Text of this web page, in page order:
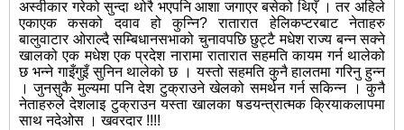
अस्वीकार गरेको सुन्दा थोरै भएपनि आशा जगाएर बसेको थिएँ । तर अहिले
एकाएक कसको दवाव हो कुन्नि? रातारात हेलिकप्टरबाट नेताहरु
बालुवाटार ओराल्दै सम्बिधानसभाको चुनावपछि छुट्टै मधेश राज्य बन्न सक्ने
खालको एक मधेश एक प्रदेश नारामा रातारात सहमति कायम गर्न थालेको
छ भन्ने गाइँगुइँ सुनिन थालेको छ । यस्तो सहमति कुनै हालतमा गरिनु हुन्न
। जुनसुकै मुल्यमा पनि देश टुक्राउने खेलको समर्थन गर्न सकिन्न । कुनै
नेताहरुले देशलाइ टुक्राउन यस्ता खालका षडयन्त्रात्मक क्रियाकलापमा
साथ नदेओस । खवरदार !!!!